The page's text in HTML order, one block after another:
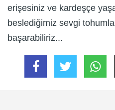
erişesiniz ve kardeşçe
beslediğimiz sevgi
başarabiliriz...